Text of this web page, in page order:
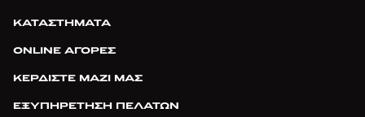
ΚΑΤΑΣΤΗΜΑΤΑ
ONLINE ΑΓΟΡΕΣ
ΚΕΡΔΙΣΤΕ ΜΑΖΙ ΜΑΣ
ΕΞΥΠΗΡΕΤΗΣΗ ΠΕΛΑΤΩΝ